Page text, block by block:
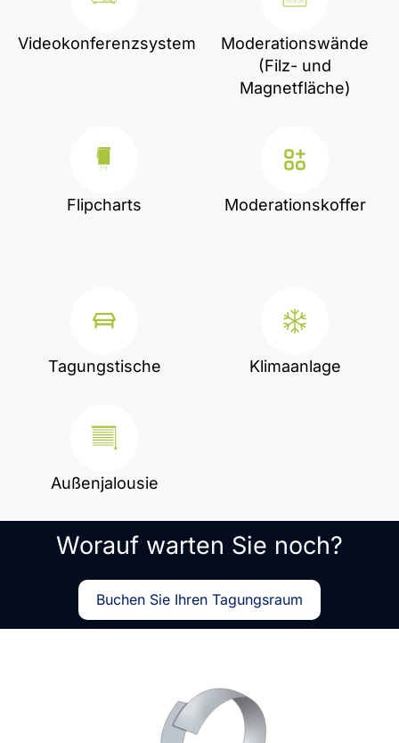
Videokonferenzsystem
Moderationswände
(Filz- und
Magnetfläche)
Flipcharts Moderationskoffer
Tagungstische Klimaanlage
Außenjalousie
Worauf warten Sie noch?
Buchen Sie Ihren Tagungsraum